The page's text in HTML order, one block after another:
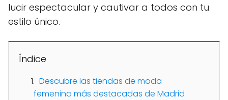
lucir espectacular y cautivar a todos con tu
estilo único.
Índice
Descubre las tiendas de moda
femenina más destacadas de Madrid